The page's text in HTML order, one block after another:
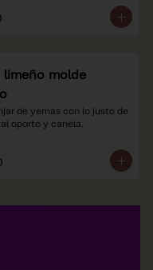
limeño molde
de yemas con lo justo de
oporto y canela.
precios están expresados en
impuestos de ley y